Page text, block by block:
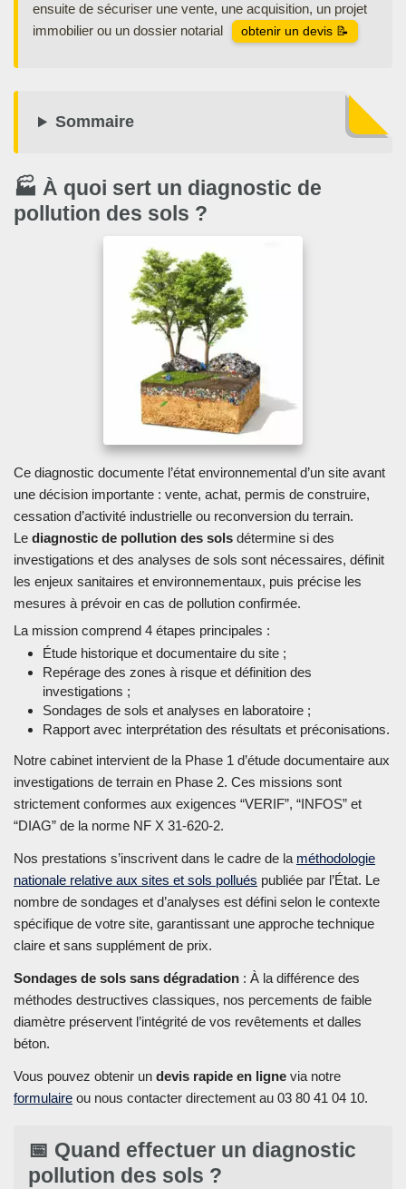
ensuite de sécuriser une vente, une acquisition, un projet
immobilier ou un dossier notarial
obtenir un devis 📝
Sommaire
🏭 À quoi sert un diagnostic de
pollution des sols ?
Ce diagnostic documente l’état environnemental d’un site avant
une décision importante : vente, achat, permis de construire,
cessation d’activité industrielle ou reconversion du terrain.
Le diagnostic de pollution des sols détermine si des
investigations et des analyses de sols sont nécessaires, définit
les enjeux sanitaires et environnementaux, puis précise les
mesures à prévoir en cas de pollution confirmée.
La mission comprend 4 étapes principales :
Étude historique et documentaire du site ;
Repérage des zones à risque et définition des
investigations ;
Sondages de sols et analyses en laboratoire ;
Rapport avec interprétation des résultats et préconisations.
Notre cabinet intervient de la Phase 1 d’étude documentaire aux
investigations de terrain en Phase 2. Ces missions sont
strictement conformes aux exigences “VERIF”, “INFOS” et
“DIAG” de la norme NF X 31-620-2.
Nos prestations s’inscrivent dans le cadre de la méthodologie
nationale relative aux sites et sols pollués publiée par l’État. Le
nombre de sondages et d’analyses est défini selon le contexte
spécifique de votre site, garantissant une approche technique
claire et sans supplément de prix.
Sondages de sols sans dégradation : À la différence des
méthodes destructives classiques, nos percements de faible
diamètre préservent l’intégrité de vos revêtements et dalles
béton.
Vous pouvez obtenir un devis rapide en ligne via notre
formulaire ou nous contacter directement au 03 80 41 04 10.
📅 Quand effectuer un diagnostic
pollution des sols ?